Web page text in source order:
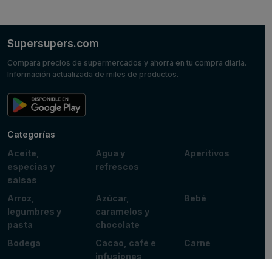
Supersupers.com
Compara precios de supermercados y ahorra en tu compra diaria.
Información actualizada de miles de productos.
Categorías
Aceite,
especias y
salsas
Agua y
refrescos
Aperitivos
Arroz,
legumbres y
pasta
Azúcar,
caramelos y
chocolate
Bebé
Bodega
Cacao, café e
infusiones
Carne